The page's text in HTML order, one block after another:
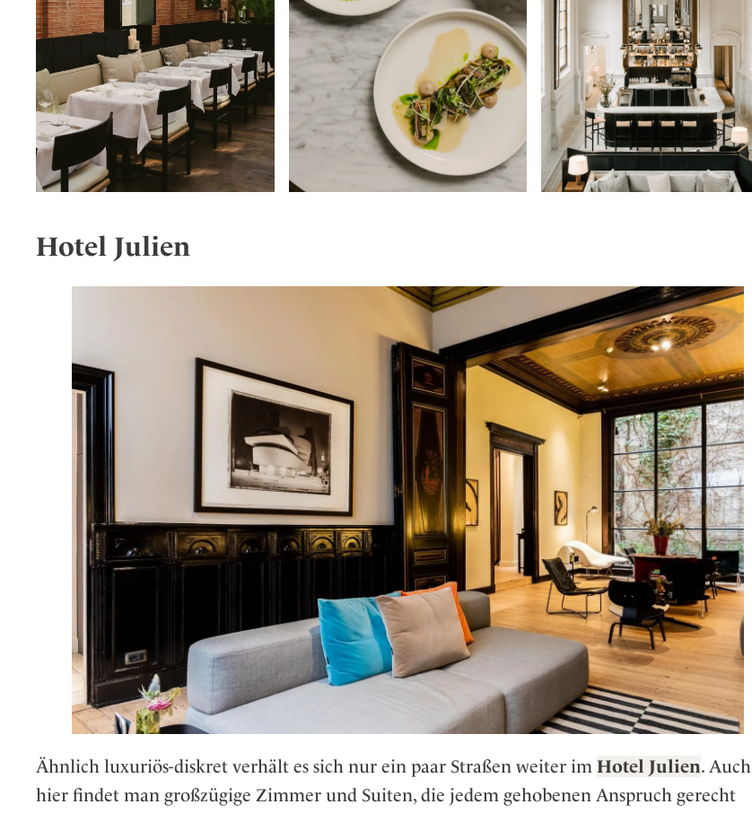
Hotel Julien
Ähnlich luxuriös-diskret verhält es sich nur ein paar Straßen weiter im Hotel Julien. Auch
hier findet man großzügige Zimmer und Suiten, die jedem gehobenen Anspruch gerecht